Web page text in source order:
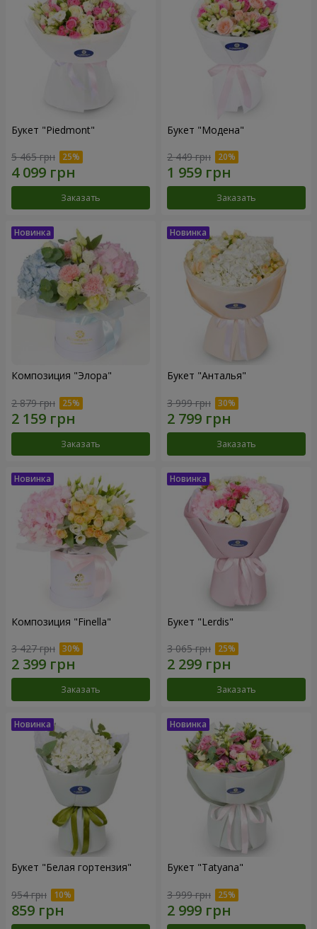
Букет "Piedmont"
5 465 грн
Заказать
Букет "Модена"
2 449 грн
Заказать
Композиция "Элора"
2 879 грн
Заказать
Букет "Анталья"
3 999 грн
Заказать
Композиция "Finella"
3 427 грн
Заказать
Букет "Lerdis"
3 065 грн
Заказать
Букет "Белая гортензия"
954 грн
Букет "Tatyana"
3 999 грн